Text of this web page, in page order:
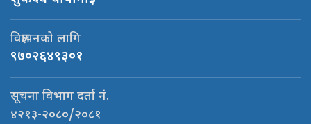
विज्ञापनको लागि
९७०२६४९३०१
सूचना विभाग दर्ता नं.
४२१३-२०८०/२०८१